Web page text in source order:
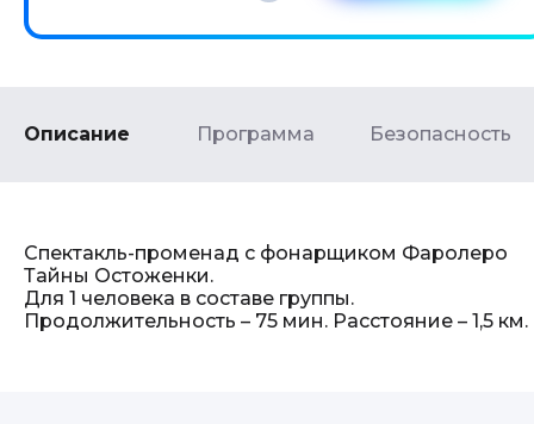
Описание Программа Безопасность
Спектакль-променад с фонарщиком Фаролеро
Тайны Остоженки.
Для 1 человека в составе группы.
Продолжительность – 75 мин. Расстояние – 1,5 км.